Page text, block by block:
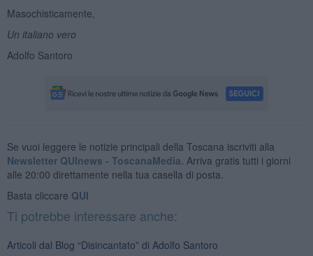
Masochisticamente,
Un italiano vero
Adolfo Santoro
Se vuoi leggere le notizie principali della Toscana iscriviti alla
Newsletter QUInews - ToscanaMedia. Arriva gratis tutti i giorni
alle 20:00 direttamente nella tua casella di posta.
Basta cliccare QUI
Ti potrebbe interessare anche:
Articoli dal Blog “Disincantato” di Adolfo Santoro